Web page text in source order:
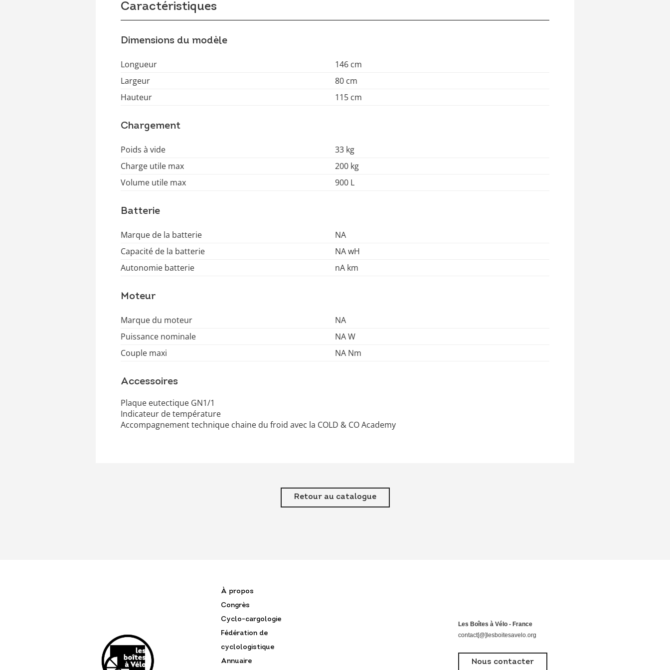
Caractéristiques
Dimensions du modèle
Longueur
146 cm
Largeur
80 cm
Hauteur
115 cm
Chargement
Poids à vide
33 kg
Charge utile max
200 kg
Volume utile max
900 L
Batterie
Marque de la batterie
NA
Capacité de la batterie
NA wH
Autonomie batterie
nA km
Moteur
Marque du moteur
NA
Puissance nominale
NA W
Couple maxi
NA Nm
Accessoires
Plaque eutectique GN1/1
Indicateur de température
Accompagnement technique chaine du froid avec la COLD & CO Academy
Retour au catalogue
À propos
Congrès
Cyclo-cargologie
Fédération de
cyclologistique
Annuaire
Les Boîtes à Vélo - France
contact[@]lesboitesavelo.org
Nous contacter